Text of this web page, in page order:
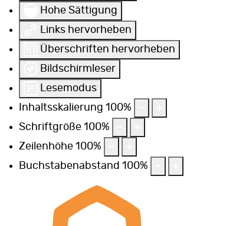
Hohe Sättigung
Links hervorheben
Überschriften hervorheben
Bildschirmleser
Lesemodus
Inhaltsskalierung 100%
Schriftgröße 100%
Zeilenhöhe 100%
Buchstabenabstand 100%